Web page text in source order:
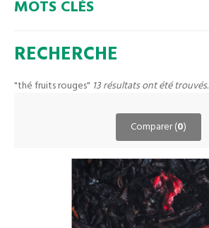
MOTS CLÉS
RECHERCHE
"thé fruits rouges" 13 résultats ont été trouvés.
Comparer (0)